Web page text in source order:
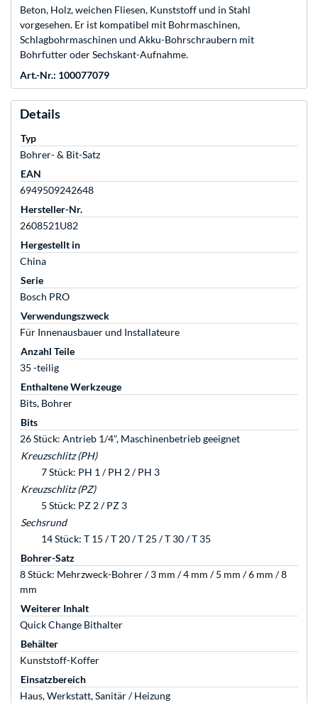
Beton, Holz, weichen Fliesen, Kunststoff und in Stahl
vorgesehen. Er ist kompatibel mit Bohrmaschinen,
Schlagbohrmaschinen und Akku-Bohrschraubern mit
Bohrfutter oder Sechskant-Aufnahme.
Art.-Nr.: 100077079
Details
Typ
Bohrer- & Bit-Satz
EAN
6949509242648
Hersteller-Nr.
2608521U82
Hergestellt in
China
Serie
Bosch PRO
Verwendungszweck
Für Innenausbauer und Installateure
Anzahl Teile
35 -teilig
Enthaltene Werkzeuge
Bits, Bohrer
Bits
26 Stück: Antrieb 1/4", Maschinenbetrieb geeignet
Kreuzschlitz (PH)
7 Stück: PH 1 / PH 2 / PH 3
Kreuzschlitz (PZ)
5 Stück: PZ 2 / PZ 3
Sechsrund
14 Stück: T 15 / T 20 / T 25 / T 30 / T 35
Bohrer-Satz
8 Stück: Mehrzweck-Bohrer / 3 mm / 4 mm / 5 mm / 6 mm / 8
mm
Weiterer Inhalt
Quick Change Bithalter
Behälter
Kunststoff-Koffer
Einsatzbereich
Haus, Werkstatt, Sanitär / Heizung